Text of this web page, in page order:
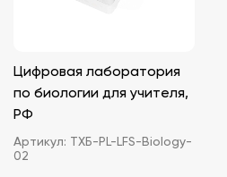
Цифровая лаборатория
по биологии для учителя,
РФ
Артикул: ТХБ-PL-LFS-Biology-
02